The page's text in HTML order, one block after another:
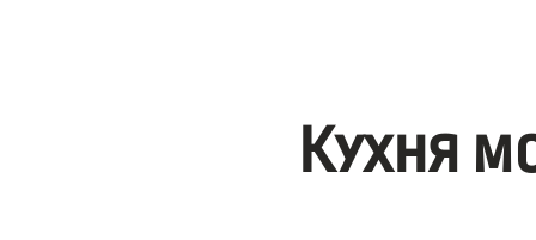
Кухня